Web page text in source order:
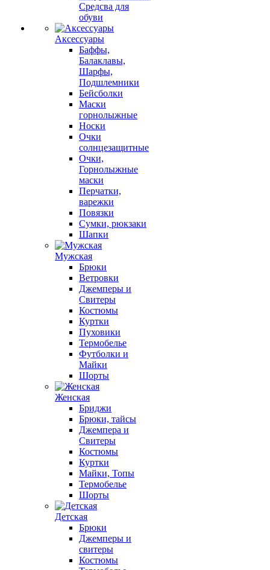
Средсва для
обуви
Аксессуары
Баффы,
Балаклавы,
Шарфы,
Подшлемники
Бейсболки
Маски
горнолыжные
Носки
Очки
солнцезащитные
Очки,
Горнолыжные
маски
Перчатки,
варежки
Повязки
Сумки, рюкзаки
Шапки
Мужская
Брюки
Ветровки
Джемперы и
Свитеры
Костюмы
Куртки
Пуховики
Термобелье
Футболки и
Майки
Шорты
Женская
Бриджи
Брюки, тайсы
Джемпера и
Свитеры
Костюмы
Куртки
Майки, Топы
Термобелье
Шорты
Детская
Брюки
Джемперы и
свитеры
Костюмы